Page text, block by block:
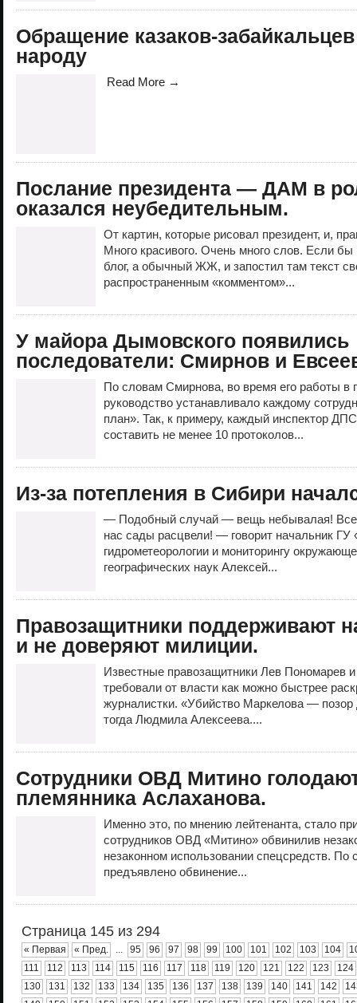
Обращение казаков-
народу
Read More →
Послание президента — ДАМ в
оказался неубедительным.
От картин, которые рисовал президент, и,
Много красивого. Очень много слов. Если
блог, а обычный ЖЖ, и запостил там текст
распространенным «комментом»...
У майора Дымовского появились
последователи: Смирнов и
По словам Смирнова, во время его работы
руководство устанавливало каждому
план». Так, к примеру, каждый инспектор
составить не менее 10 протоколов...
Из-за потепления в Сибири
— Подобный случай — вещь небывалая! Все
нас сады расцвели! — говорит начальник ГУ
гидрометеорологии и мониторингу
географических наук Алексей...
Правозащитники поддерживают
и не доверяют милиции.
Известные правозащитники Лев Пономарев
требовали от власти как можно быстрее
журналистки. «Убийство Маркелова —
тогда Людмила Алексеева....
Сотрудники ОВД Митино
племянника Аслаханова.
Именно это, по мнению лейтенанта, стало
сотрудников ОВД «Митино» обвинилив
незаконном использовании спецсредств.
предъявлено обвинение...
Страница 145 из 294
« Первая « Пред. ... 95 96 97 98 99 100 101 102 103 104
111
112 113 114 115 116 117 118 119 120 121 122 123
124
130
131 132 133 134 135 136 137 138 139 140 141 142